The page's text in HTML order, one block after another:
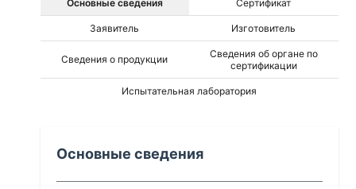
Основные сведения Сертификат
Заявитель Изготовитель
Сведения о продукции
Сведения об органе по
сертификации
Испытательная лаборатория
Основные сведения